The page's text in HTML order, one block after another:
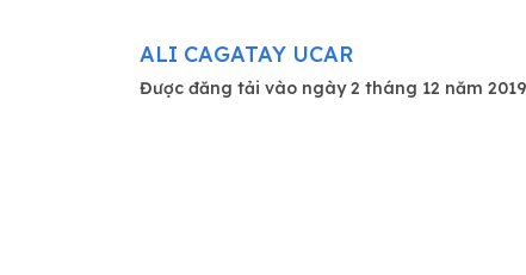
ALI CAGATAY UCAR
Được đăng tải vào ngày 2 tháng 12 năm